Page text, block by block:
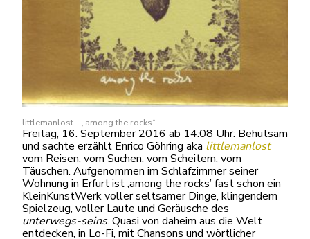
littlemanlost – „among the rocks“
Freitag, 16. September 2016 ab 14:08 Uhr: Behutsam
und sachte erzählt Enrico Göhring aka littlemanlost
vom Reisen, vom Suchen, vom Scheitern, vom
Täuschen. Aufgenommen im Schlafzimmer seiner
Wohnung in Erfurt ist ‚among the rocks’ fast schon ein
KleinKunstWerk voller seltsamer Dinge, klingendem
Spielzeug, voller Laute und Geräusche des
unterwegs-seins. Quasi von daheim aus die Welt
entdecken, in Lo-Fi, mit Chansons und wörtlicher